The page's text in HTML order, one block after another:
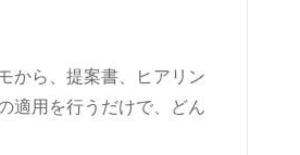
から、提案書、ヒアリン
適用を行うだけで、どん